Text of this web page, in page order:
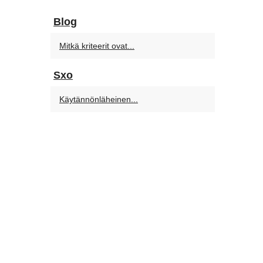
Blog
Mitkä kriteerit ovat...
Sxo
Käytännönläheinen...